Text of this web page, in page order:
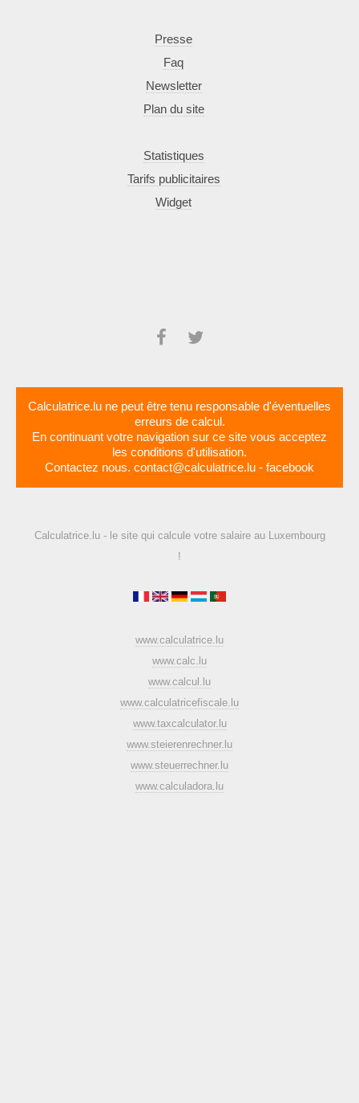
Presse
Faq
Newsletter
Plan du site
Statistiques
Tarifs publicitaires
Widget
Calculatrice.lu ne peut être tenu responsable d'éventuelles
erreurs de calcul.
En continuant votre navigation sur ce site vous acceptez
les conditions d'utilisation.
Contactez nous. contact@calculatrice.lu - facebook
Calculatrice.lu - le site qui calcule votre salaire au Luxembourg
!
www.calculatrice.lu
www.calc.lu
www.calcul.lu
www.calculatricefiscale.lu
www.taxcalculator.lu
www.steierenrechner.lu
www.steuerrechner.lu
www.calculadora.lu